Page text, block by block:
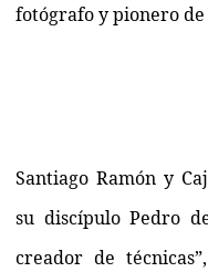
fotógrafo y pionero
Santiago Ramón y
su discípulo Pedro
creador de